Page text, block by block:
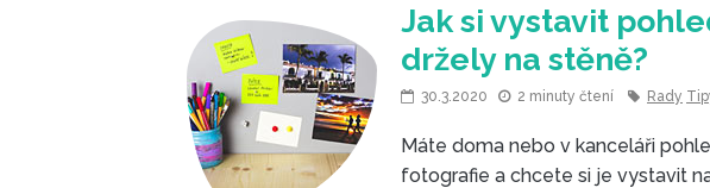
Jak si vystavit
držely na stěně?
30.3.2020 2 minuty čtení Rady
Máte doma nebo v kanceláři
fotografie a chcete si je vystavit